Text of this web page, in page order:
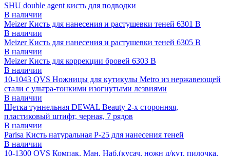
SHU double agent кисть для подводки
В наличии
Meizer Кисть для нанесения и растушевки теней 6301 B
В наличии
Meizer Кисть для нанесения и растушевки теней 6305 B
В наличии
Meizer Кисть для коррекции бровей 6303 B
В наличии
10-1043 QVS Ножницы для кутикулы Metro из нержавеющей
стали с ультра-тонкими изогнутыми лезвиями
В наличии
Щетка туннельная DEWAL Beauty 2-х сторонняя,
пластиковый штифт, черная, 7 рядов
В наличии
Parisa Кисть натуральная P-25 для нанесения теней
В наличии
10-1300 QVS Компак. Ман. Наб.(кусач, ножн д/кут, пилочка,